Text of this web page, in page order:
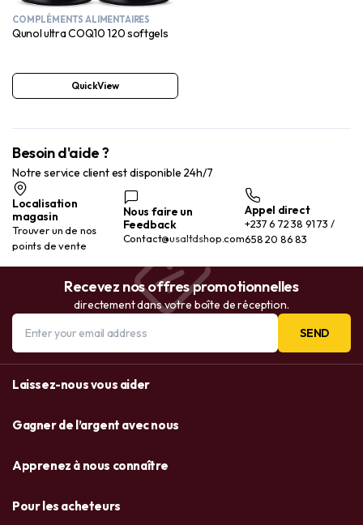
COMPLÉMENTS ALIMENTAIRES
Qunol ultra COQ10 120 softgels
QuickView
Besoin d'aide ?
Notre service client est disponible 24h/7
Localisation
magasin
Trouver un de nos
points de vente
Nous faire un
Feedback
Contact@usaltdshop.com
Appel direct
+237 6 72 38 91 73 /
658 20 86 83
Recevez nos offres promotionnelles
directement dans votre boîte de réception.
SEND
Laissez-nous vous aider
Gagner de l’argent avec nous
Apprenez à nous connaître
Pour les acheteurs